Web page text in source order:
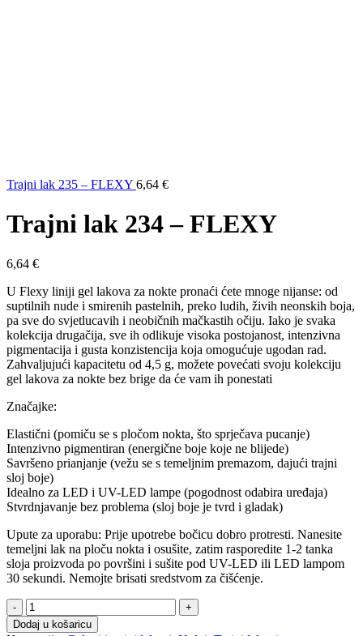
Trajni lak 235 – FLEXY 6,64 €
Trajni lak 234 – FLEXY
6,64 €
U Flexy liniji gel lakova za nokte pronaći ćete mnoge nijanse: od
suptilnih nude i smirenih pastelnih, preko ludih, živih neonskih boja,
pa sve do svjetlucavih i neobičnih mačkastih očiju. Iako je svaka
kolekcija drugačija, sve ih odlikuje visoka postojanost, intenzivna
pigmentacija i gusta konzistencija koja omogućuje ugodan rad.
Zahvaljujući kapacitetu od 4,5 g, možete povećati svoju kolekciju
gel lakova za nokte bez brige da će vam ih ponestati
Značajke:
Elastični (pomiču se s pločom nokta, što sprječava pucanje)
Intenzivno pigmentiran (energične boje koje ne blijede)
Savršeno prianjanje (vežu se s temeljnim premazom, dajući trajni
sloj boje)
Idealno za LED i UV-LED lampe (pogodnost odabira uređaja)
Stvrdnjavanje bez problema (sloj boje je tvrd i gladak)
Upute za uporabu: Prije upotrebe bočicu dobro protresti. Nanesite
temeljni lak na ploču nokta i osušite, zatim rasporedite 1-2 tanka
sloja proizvoda po površini i sušite pod UV-LED ili LED lampom
30 sekundi. Nemojte brisati sredstvom za čišćenje.
Trajni
lak
Dodaj u košaricu